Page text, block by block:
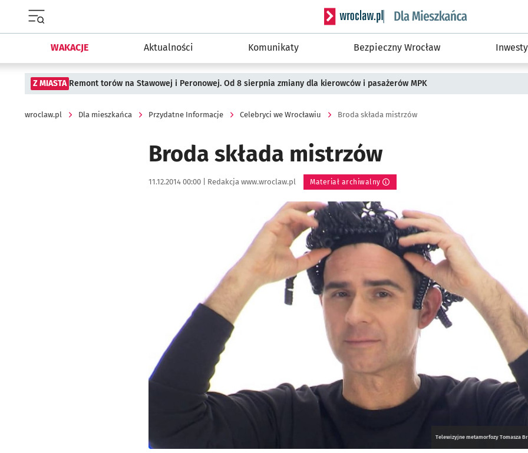
Serwis informacyjny wroclaw.pl podserwis: Dla
WAKACJE Aktualności Komunikaty Bezpieczny Wrocław
Z MIASTA Remont torów na Stawowej i Peronowej. Od 8 sierpnia zmiany dla kierowców i pasażerów MPK
wroclaw.pl Dla mieszkańca Przydatne Informacje Celebryci we Wrocławiu Broda składa mistrzów
Broda składa mistrzów
Data publikacji:
11.12.2014 00:00 | Autor:
Redakcja www.wroclaw.pl Materiał archiwalny
Telewizyjne metamorfozy Tomasza